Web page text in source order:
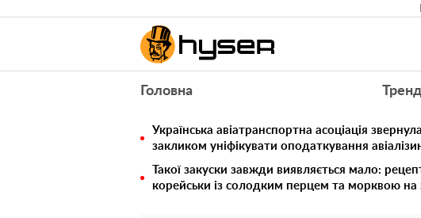
Головна
Українська авіатранспортна асоціація
закликом уніфікувати оподаткування
Такої закуски завжди виявляється мало:
корейськи із солодким перцем та морквою на